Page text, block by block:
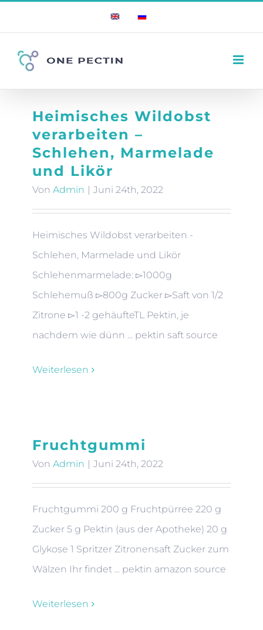
springen
EnglishRussian
Heimisches Wildobst
verarbeiten –
Schlehen, Marmelade
und Likör
Von Admin | Juni 24th, 2022
Heimisches Wildobst verarbeiten -
Schlehen, Marmelade und Likör
Schlehenmarmelade: ▻1000g
Schlehemuß ▻800g Zucker ▻Saft von 1/2
Zitrone ▻1 -2 gehäufteTL Pektin, je
nachdem wie dünn ... pektin saft source
Weiterlesen
Fruchtgummi
Von Admin | Juni 24th, 2022
Fruchtgummi 200 g Fruchtpürree 220 g
Zucker 5 g Pektin (aus der Apotheke) 20 g
Glykose 1 Spritzer Zitronensaft Zucker zum
Wälzen Ihr findet ... pektin amazon source
Weiterlesen